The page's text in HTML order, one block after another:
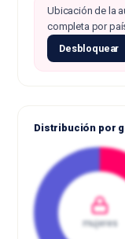
Ubicación de la
completa por
Desbloquear
Distribución por
mujeres